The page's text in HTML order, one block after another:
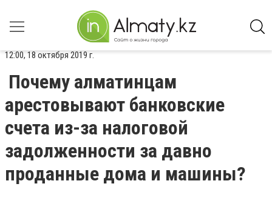
12:00, 18 октября 2019 г.
Почему алматинцам
арестовывают банковские
счета из-за налоговой
задолженности за давно
проданные дома и машины?